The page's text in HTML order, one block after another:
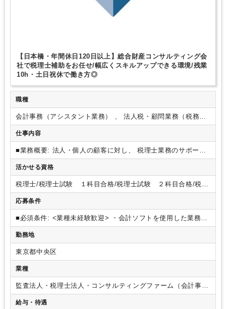
【日本橋・年間休日120日以上】総合財産コンサルティング会
社で税理士補助をお任せ/幅広くスキルアップできる環境/残業
10h・土日祝休で働き方◎
職種
会計事務（アシスタント業務） 、 法人税・顧問業務（税務）
、 相続・事業承継（税務）
仕事内容
■業務概要: 法人・個人の顧客に対し、 税理士業務のサポート
を中心に幅広い業務を担当いただきます。 ■担当業務詳細記
帳代行やデータ入力を中心に作業を行って頂きますが、 巡回
監査や経営アドバイスを行うメンバーのサポートも含めて対応
頂きたいと思っています。 ・税務、会計業務全般 (資料作成、
各種申請、 月次作業、 決算業務等)
査や経営アドバイス、コンサルティング業務・事業承継対策
株価計算およびシミュレーション/事業承継策の立案 / 実行ス
ケジュールの作成・相続対策 相続税試算/相続税対策の概要立
案・実行スケジュールの作成
フとして仕訳入力や、 書類作成補助などを経験し、業務知識
を習得して頂きます。
めた全員が税務申告書の作成まで行います。 ■雇用元について
雇用元は、株式会社中央綜合ビジネスコンサルティングとなり
ます。中央綜合税理士事務所とは業務委託契約を結んでいた
だき、税理士補助業務をおまかせいたします。
活かせる資格
税理士/税理士試験 １科目合格/税理士試験 ２科目合格/税理
士試験 ３科目合格/税理士試験 ４科目合格/日商簿記 １級/
日商簿記 ２級/日商簿記 ３級/社会保険労務士/宅地建物取引
主任者
応募条件
■必須条件: <業種未経験歓迎> ・会計ソフトを使用した業務に
従事していた方※JDL操作できれば、なお可■歓迎条件:・決
算書の作成経験がある方※JDL操作できれば、なお可
税務申告書の作成ができる方 ※JDL操作できれば、なお可
生命保険販売資格（一般、専門・変額）のある方
勤務地
東京都中央区
業種
監査法人・税理士法人・コンサルティングファーム（会計事務
所）
給与・待遇